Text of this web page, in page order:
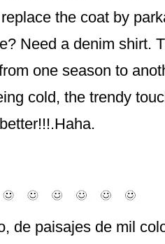
the coat by
Need a denim shirt.
one season to
cold, the trendy
de paisajes de mil